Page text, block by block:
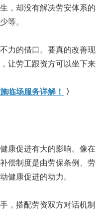
，却没有解决劳安体系
等。
力的借口。要真的改善
让劳工跟资方可以坐下
临场服务详解！ 〉
康促进有大的影响。像
偿制度是由劳保条例、
健康促进的动力。
，搭配劳资双方对话机